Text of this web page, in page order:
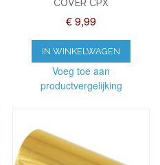
COVER CPX
€ 9,99
IN WINKELWAGEN
Voeg toe aan
productvergelijking